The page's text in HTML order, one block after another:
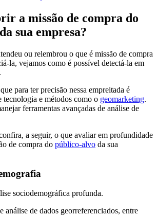
a missão de compra do
sua empresa?
ou relembrou o que é missão de compra
la, vejamos como é possível detectá-la em
para ter precisão nessa empreitada é
tecnologia e métodos como o geomarketing.
ferramentas avançadas de análise de
a seguir, o que avaliar em profundidade
de compra do público-alvo da sua
sociodemográfica profunda.
análise de dados georreferenciados, entre